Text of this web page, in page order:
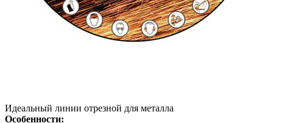
Идеальный линии отрезной для металла
Особенности: